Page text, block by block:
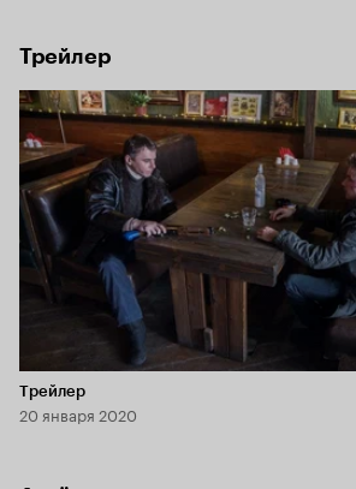
Трейлер
Длительность 1 мин
Трейлер
20 января 2020